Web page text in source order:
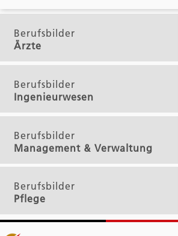
Berufsbilder
Ärzte
Berufsbilder
Ingenieurwesen
Berufsbilder
Management & Verwaltung
Berufsbilder
Pflege